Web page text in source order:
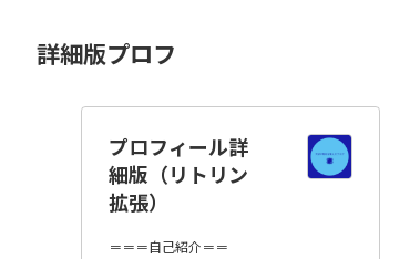
詳細版プロフ
プロフィール詳
細版（リトリン
拡張）
＝＝＝自己紹介＝＝